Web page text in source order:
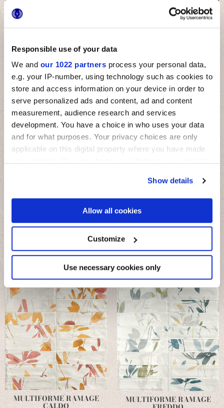
Responsible use of your data
We and our 1022 partners process your personal data,
e.g. your IP-number, using technology such as cookies to
store and access information on your device in order to
serve personalized ads and content, ad and content
measurement, audience research and services
development. You have a choice in who uses your data
and for what purposes. Your privacy choices are only
applicable on this digital property where you have made
If you allow, we would also like to:
Collect information about your geographical
location which can be accurate to within several
Identify your device by actively scanning it for
specific characteristics (fingerprinting)
Find out more about how your personal data is processed
and set your preferences in thedetails section.
We use cookies to personalise content and ads, to
provide social media features and to analyse our traffic.
We also share information about your use of our site with
our social media, advertising and analytics partners who
may combine it with other information that you’ve
provided to them or that they’ve collected from your use
of their services.
Show details
Allow all cookies
Customize
Use necessary cookies only
MULTIFORME AGATA
DEKORE UND MOSAIKE
Andere Dekore
MULTIFORME RAMAGE MULTIFORME RAMAGE